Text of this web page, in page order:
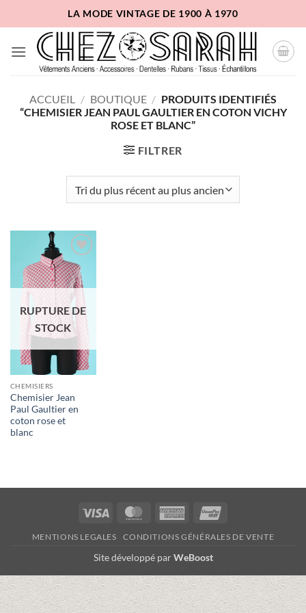
au
contenu
LA MODE VINTAGE DE 1900 À 1970
ACCUEIL / BOUTIQUE / PRODUITS IDENTIFIÉS
“CHEMISIER JEAN PAUL GAULTIER EN COTON VICHY
ROSE ET BLANC”
FILTRER
Ajouter
à la liste
d'envies
RUPTURE DE
STOCK
CHEMISIERS
Chemisier Jean
Paul Gaultier en
coton rose et
blanc
Visa MasterCardAmerican
MENTIONS LEGALES CONDITIONS GÉNÉRALES DE VENTE
Site développé parWeBoost